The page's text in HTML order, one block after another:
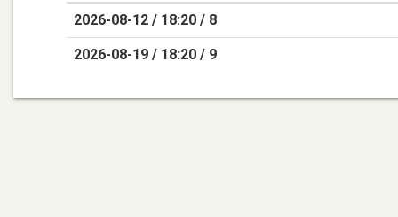
2026-08-12 / 18:20 / 8
2026-08-19 / 18:20 / 9